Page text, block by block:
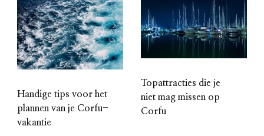
Handige tips voor het
plannen van je Corfu-
vakantie
Topattracties die je
niet mag missen op
Corfu